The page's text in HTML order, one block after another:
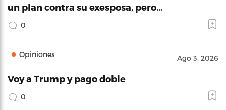
un plan contra su exesposa, pero…
0
Opiniones Ago 3, 2026
Voy a Trump y pago doble
0